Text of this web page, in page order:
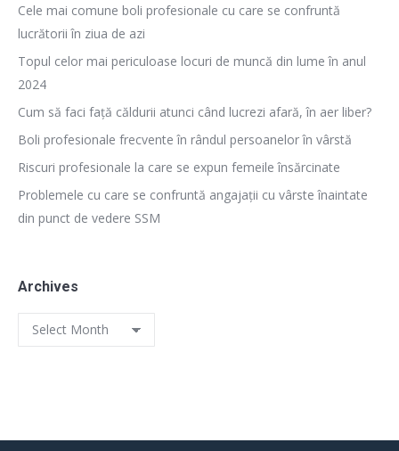
Cele mai comune boli profesionale cu care se confruntă
lucrătorii în ziua de azi
Topul celor mai periculoase locuri de muncă din lume în anul
2024
Cum să faci față căldurii atunci când lucrezi afară, în aer liber?
Boli profesionale frecvente în rândul persoanelor în vârstă
Riscuri profesionale la care se expun femeile însărcinate
Problemele cu care se confruntă angajații cu vârste înaintate
din punct de vedere SSM
Archives
Archives